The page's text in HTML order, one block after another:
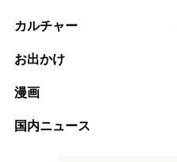
カルチャー
お出かけ
漫画
国内ニュース